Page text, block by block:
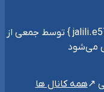
وبگاه دکتر سعید جلیلی {غیر رسمی} { jalili.e57.ir } توسط جمعی از
می‌شود
همه کانال ها